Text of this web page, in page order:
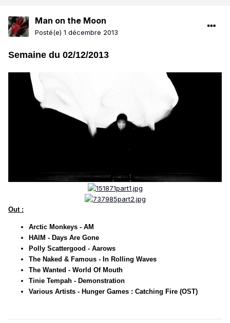
Man on the Moon
Posté(e) 1 décembre 2013
Semaine du 02/12/2013
Out :
Arctic Monkeys - AM
HAIM - Days Are Gone
Polly Scattergood - Aarows
The Naked & Famous - In Rolling Waves
The Wanted - World Of Mouth
Tinie Tempah - Demonstration
Various Artists - Hunger Games : Catching Fire (OST)